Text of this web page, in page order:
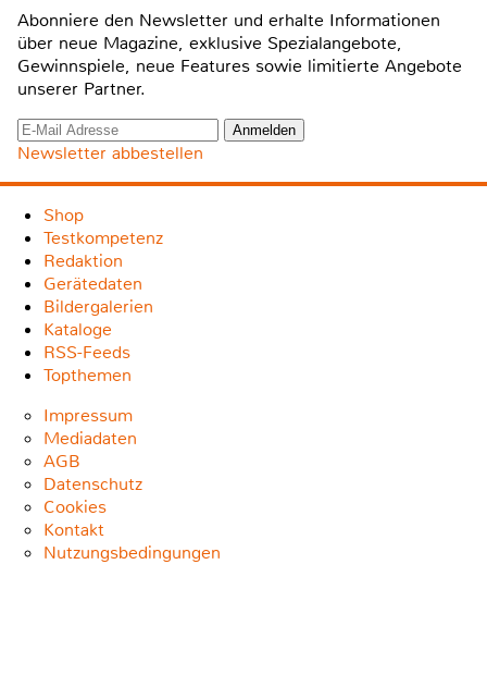
Abonniere den Newsletter und erhalte Informationen
über neue Magazine, exklusive Spezialangebote,
Gewinnspiele, neue Features sowie limitierte Angebote
unserer Partner.
Newsletter abbestellen
Shop
Testkompetenz
Redaktion
Gerätedaten
Bildergalerien
Kataloge
RSS-Feeds
Topthemen
Impressum
Mediadaten
AGB
Datenschutz
Cookies
Kontakt
Nutzungsbedingungen